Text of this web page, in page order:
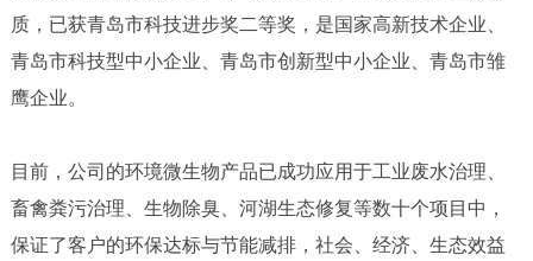
质，已获青岛市科技进步奖二等奖，是国家高新技术企业、
青岛市科技型中小企业、青岛市创新型中小企业、青岛市雏
鹰企业。
目前，公司的环境微生物产品已成功应用于工业废水治理、
畜禽粪污治理、生物除臭、河湖生态修复等数十个项目中，
保证了客户的环保达标与节能减排，社会、经济、生态效益